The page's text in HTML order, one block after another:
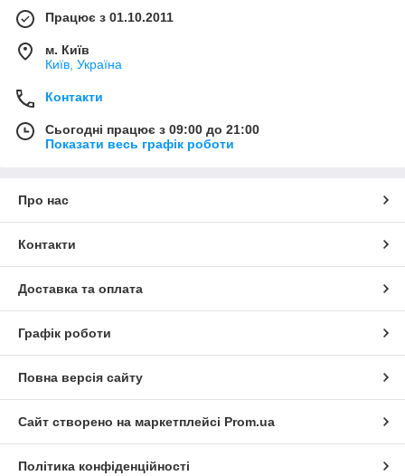
Працює з 01.10.2011
м. Київ
Київ, Україна
Контакти
Сьогодні працює з 09:00 до 21:00
Показати весь графік роботи
Про нас
Контакти
Доставка та оплата
Графік роботи
Повна версія сайту
Сайт створено на маркетплейсі Prom.ua
Політика конфіденційності